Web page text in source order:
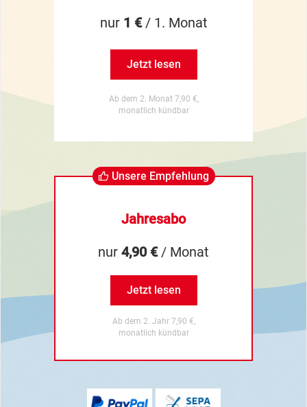
nur 1 €/ 1. Monat
Jetzt lesen
Ab dem 2. Monat 7,90 €,
monatlich kündbar
Unsere Empfehlung
Jahresabo
nur 4,90 €/ Monat
Jetzt lesen
Ab dem 2. Jahr 7,90 €,
monatlich kündbar